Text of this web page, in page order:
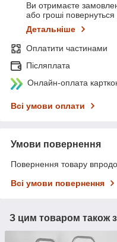
Ви отримаєте
або гроші
Детальніше
Оплатити частинами
Післяплата
Онлайн-оплата
Всі умови оплати
Умови повернення
Повернення товару
Всі умови повернення
З цим товаром також